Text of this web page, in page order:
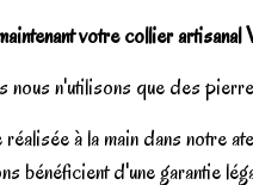
votre collier
nous n'utilisons que des
réalisée à la main dans notre
bénéficient d'une garantie